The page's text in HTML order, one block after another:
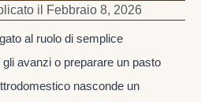
il Febbraio 8, 2026
al ruolo di semplice
avanzi o preparare un pasto
nasconde un